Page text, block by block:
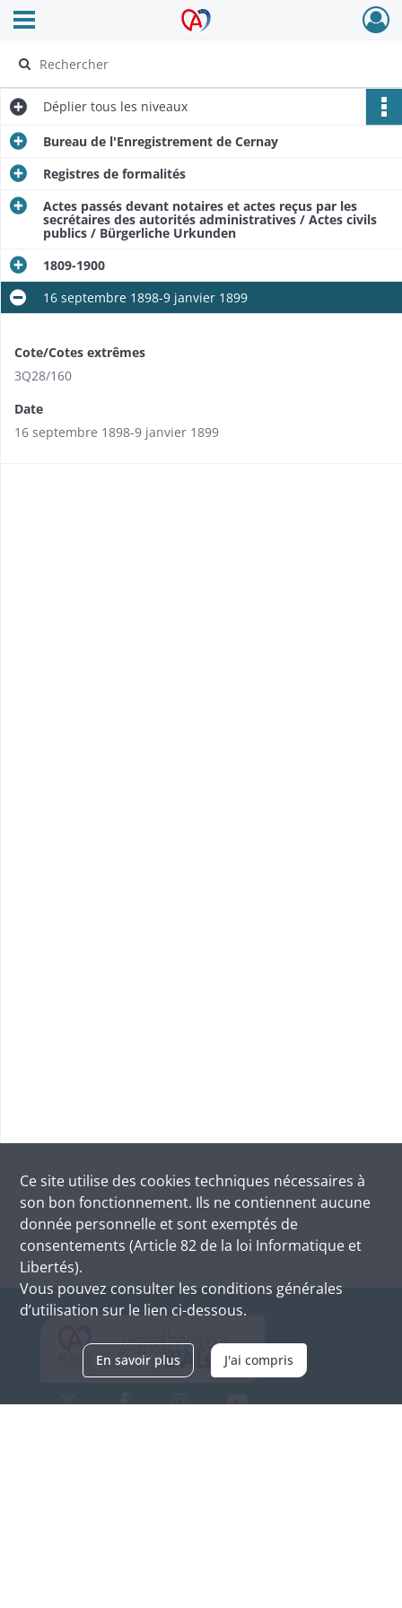
Archives Alsace - Colmar
Ouvrir le menu déroulant
Déplier tous les niveaux
Bureau de l'Enregistrement de Cernay
Registres de formalités
Actes passés devant notaires et actes reçus par les
secrétaires des autorités administratives / Actes civils
publics / Bürgerliche Urkunden
1809-1900
16 septembre 1898-9 janvier 1899
Cote/Cotes extrêmes
3Q28/160
Date
16 septembre 1898-9 janvier 1899
Ce site utilise des cookies techniques nécessaires à
son bon fonctionnement. Ils ne contiennent aucune
donnée personnelle et sont exemptés de
consentements (Article 82 de la loi Informatique et
Libertés).
Vous pouvez consulter les conditions générales
d’utilisation sur le lien ci-dessous.
En savoir plus J'ai compris